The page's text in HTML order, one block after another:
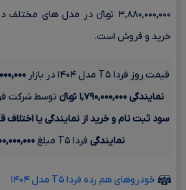
۳,۸۸۰,۰۰۰,۰۰۰ تومانءءء در مدل های
خرید و فروش است.
قیمت روز فردا T۵ مدل ۱۴۰۴ در بازار
نمایندگی۱,۷۹۰,۰۰۰,۰۰۰ تومانءءء
توسط شرکت
سود ثبت نام و خرید از نمایندگی یا
نمایندگی فردا T۵ مبلغ ۲,۴۰۰,۰۰۰,۰۰۰
خودروهای هم رده فردا T۵ مدل ۱۴۰۴